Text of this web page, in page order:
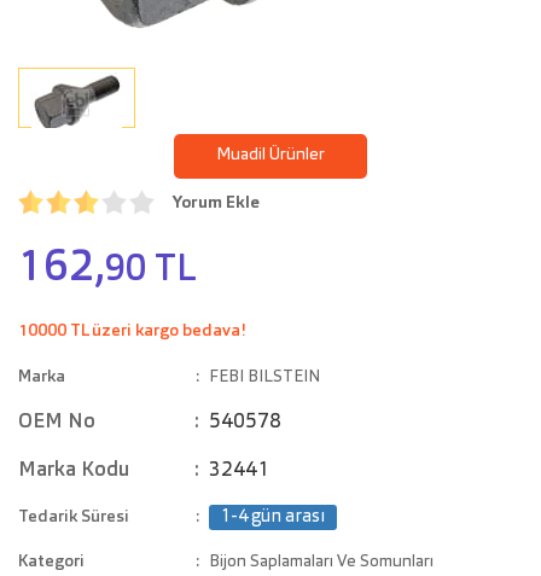
Muadil Ürünler
Yorum Ekle
162,90 TL
10000 TL üzeri kargo bedava!
Marka FEBI BILSTEIN
OEM No 540578
Marka Kodu 32441
Tedarik Süresi 1-4 gün arası
Kategori
Bijon Saplamaları Ve Somunları